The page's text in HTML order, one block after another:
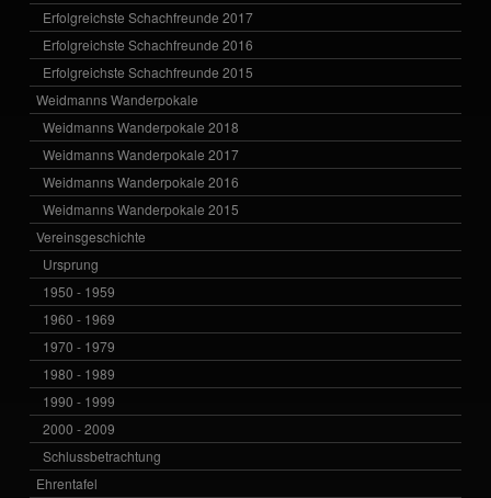
Erfolgreichste Schachfreunde 2017
Erfolgreichste Schachfreunde 2016
Erfolgreichste Schachfreunde 2015
Weidmanns Wanderpokale
Weidmanns Wanderpokale 2018
Weidmanns Wanderpokale 2017
Weidmanns Wanderpokale 2016
Weidmanns Wanderpokale 2015
Vereinsgeschichte
Ursprung
1950 - 1959
1960 - 1969
1970 - 1979
1980 - 1989
1990 - 1999
2000 - 2009
Schlussbetrachtung
Ehrentafel